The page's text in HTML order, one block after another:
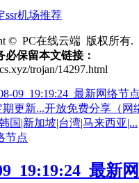
ssr机场推荐
© PC在线云端 版权所有.
必保留本文链接：
trojan/14297.html
节点
最新